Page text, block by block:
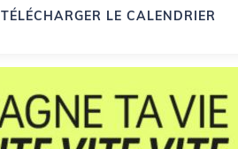
TÉLÉCHARGER LE CALENDRIER